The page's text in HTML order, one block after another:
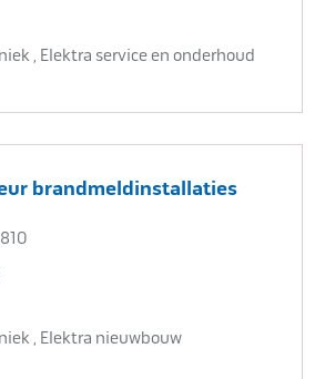
, Elektra service en onderhoud
brandmeldinstallaties
, Elektra nieuwbouw